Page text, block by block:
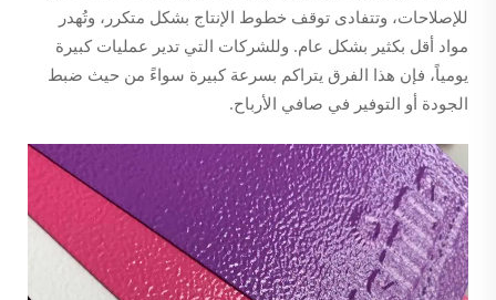
للإصلاحات، وتتفادى توقف خطوط الإنتاج بشكل متكرر، وتُهدر
مواد أقل بكثير بشكل عام. وللشركات التي تدير عمليات كبيرة
يومياً، فإن هذا الفرق يتراكم بسرعة كبيرة سواءً من حيث ضبط
الجودة أو التوفير في صافي الأرباح.